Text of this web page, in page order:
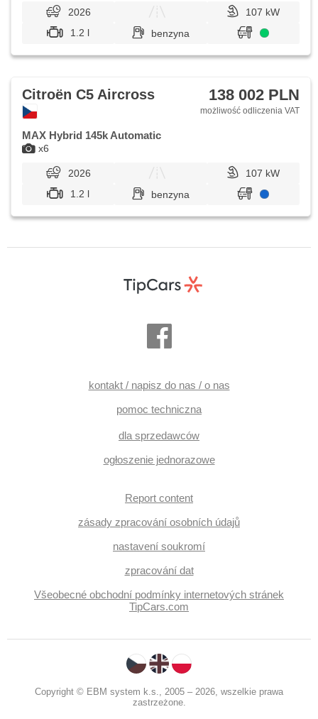
2026
107 kW
1.2 l
benzyna
x6
Citroën C5 Aircross 138 002 PLN
możliwość odliczenia VAT
MAX Hybrid 145k Automatic
2026
107 kW
1.2 l
benzyna
kontakt / napisz do nas / o nas
pomoc techniczna
dla sprzedawców
ogłoszenie jednorazowe
Report content
zásady zpracování osobních údajů
nastavení soukromí
zpracování dat
Všeobecné obchodní podmínky internetových stránek
TipCars.com
Copyright © EBM system k.s., 2005 – 2026, wszelkie prawa
zastrzeżone.